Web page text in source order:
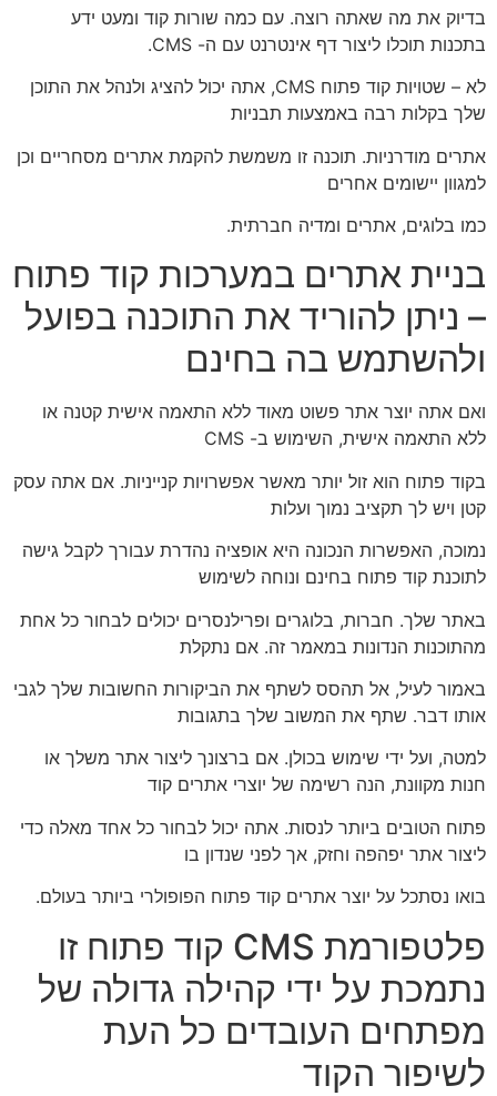
בדיוק את מה שאתה רוצה. עם כמה שורות קוד ומעט ידע
בתכנות תוכלו ליצור דף אינטרנט עם ה- CMS.
לא – שטויות קוד פתוח CMS, אתה יכול להציג ולנהל את התוכן
שלך בקלות רבה באמצעות תבניות
אתרים מודרניות. תוכנה זו משמשת להקמת אתרים מסחריים וכן
למגוון יישומים אחרים
כמו בלוגים, אתרים ומדיה חברתית.
בניית אתרים במערכות קוד פתוח
– ניתן להוריד את התוכנה בפועל
ולהשתמש בה בחינם
ואם אתה יוצר אתר פשוט מאוד ללא התאמה אישית קטנה או
ללא התאמה אישית, השימוש ב- CMS
בקוד פתוח הוא זול יותר מאשר אפשרויות קנייניות. אם אתה עסק
קטן ויש לך תקציב נמוך ועלות
נמוכה, האפשרות הנכונה היא אופציה נהדרת עבורך לקבל גישה
לתוכנת קוד פתוח בחינם ונוחה לשימוש
באתר שלך. חברות, בלוגרים ופרילנסרים יכולים לבחור כל אחת
מהתוכנות הנדונות במאמר זה. אם נתקלת
באמור לעיל, אל תהסס לשתף את הביקורות החשובות שלך לגבי
אותו דבר. שתף את המשוב שלך בתגובות
למטה, ועל ידי שימוש בכולן. אם ברצונך ליצור אתר משלך או
חנות מקוונת, הנה רשימה של יוצרי אתרים קוד
פתוח הטובים ביותר לנסות. אתה יכול לבחור כל אחד מאלה כדי
ליצור אתר יפהפה וחזק, אך לפני שנדון בו
בואו נסתכל על יוצר אתרים קוד פתוח הפופולרי ביותר בעולם.
פלטפורמת CMS קוד פתוח זו
נתמכת על ידי קהילה גדולה של
מפתחים העובדים כל העת
לשיפור הקוד